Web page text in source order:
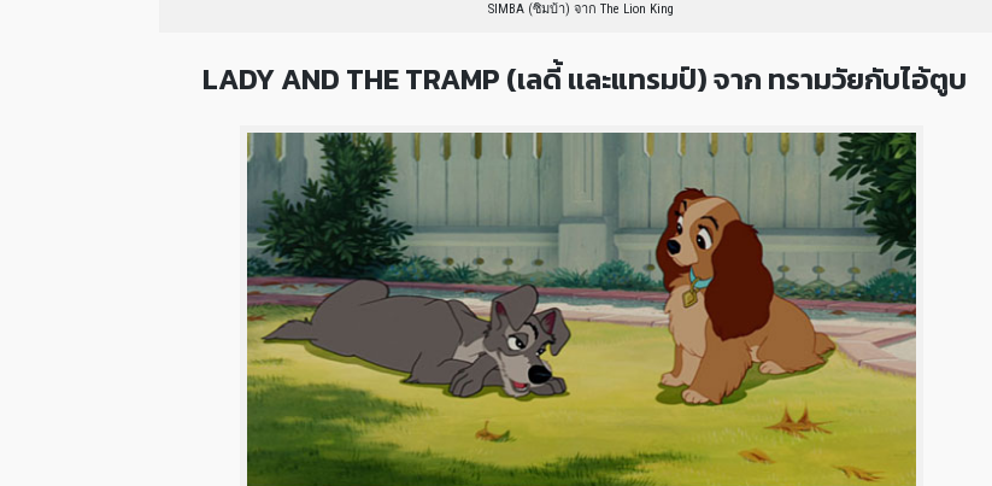
SIMBA (ซิมบ้า) จาก The Lion King
LADY AND THE TRAMP (เลดี้ เเละแทรมป์) จาก ทรามวัยกับไอ้ตูบ